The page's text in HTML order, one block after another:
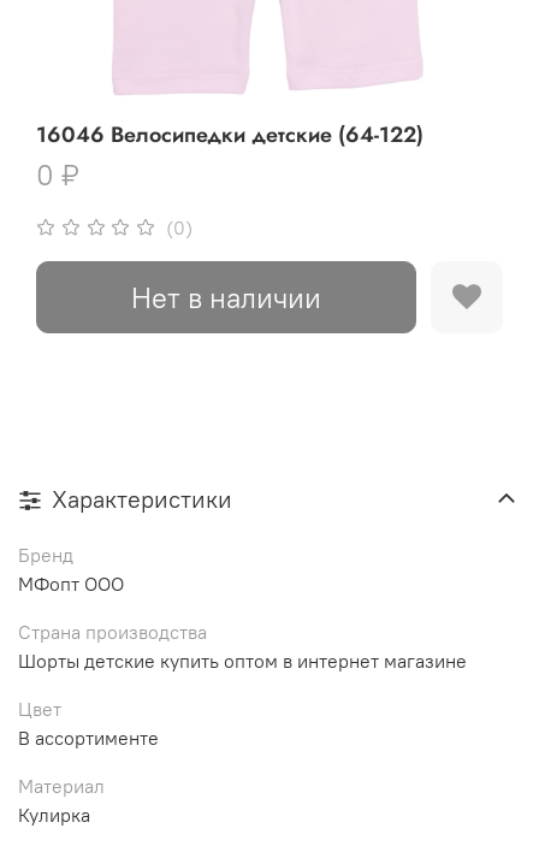
(0)
16046 Велосипедки детские (64-122)
0 ₽
Нет в наличии
Характеристики
Бренд
МФопт ООО
Страна производства
Шорты детские купить оптом в интернет магазине
Цвет
В ассортименте
Материал
Кулирка